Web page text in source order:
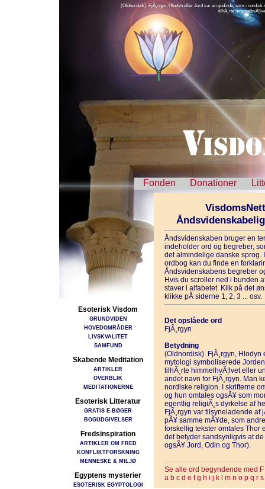
(Oldnordisk). FjÃ¸rgyn, Hlodyn eller Jord var en gudinde, som i
tilhÃ¸rte
Fonden Donationer
Esoterisk Visdom
GRUNDVIDEN
HOVEDOMRÅDER
LIVSKVALITET
SAMFUND
Skabende Meditation
ARTIKLER
OVERBLIK
MEDITATIONERNE
Esoterisk Litteratur
GRATIS E-BØGER
BOGUDGIVELSER
Fredsinspiration
ARTIKLER OM FRED
KONFLIKTFORSKNING
MENNESKE & MILJØ
Egyptens mysterier
ESOTERISK EGYPTOLOGI
Åndsvidenskaben bruger en
indeholder ord og begreber,
det almindelige danske sprog.
ordbog kan du finde en
Åndsvidenskabens begreber
Hvis du scroller ned i bunden
staver i alfabetet. Klik på det
klikke pÅ siderne 1, 2, 3 ... osv.
Det opslåede ord
FjÃ¸rgyn
Betydning
(Oldnordisk). FjÃ¸rgyn,
mytologi symboliserede
tilhÃ¸rte himmelhvÃ¦lvet eller
andet navn for FjÃ¸rgyn. Man
nordiske religion. I skrifterne
og hun omtales ogsÃ¥ som
egentlig religiÃ¸s dyrkelse af
FjÃ¸rgyn var tilsyneladende af
pÃ¥ samme mÃ¥de, som
forskellig tekster omtales Thor
det betyder sandsynligvis at
ogsÃ¥ Jord, Odin og Thor).
Se alle ord begyndende med F
a b c d e f g h i j k m n o p q r s